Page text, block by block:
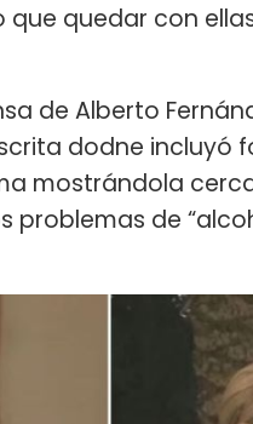
que quedar con
de Alberto
dodne incluyó
mostrándola
problemas de